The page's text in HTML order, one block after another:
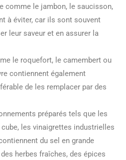
comme le jambon, le saucisson,
à éviter, car ils sont souvent
leur saveur et en assurer la
le roquefort, le camembert ou
contiennent également
de les remplacer par des
préparés tels que les
les vinaigrettes industrielles
du sel en grande
herbes fraîches, des épices